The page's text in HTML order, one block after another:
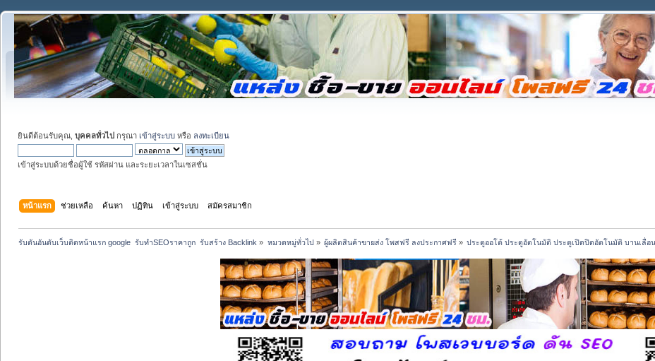
ยินดีต้อนรับคุณ, บุคคลทั่วไป กรุณา เข้าสู่ระบบ หรือ ลงทะเบียน
เข้าสู่ระบบด้วยชื่อผู้ใช้ รหัสผ่าน และระยะเวลาในเซสชั่น
หน้าแรก ช่วยเหลือ ค้นหา ปฏิทิน เข้าสู่ระบบ สมัครสมาชิก
รับดันอันดับเว็บติดหน้าแรก google  รับทำSEOราคาถูก  รับสร้าง Backlink » หมวดหมู่ทั่วไป» ผู้ผลิตสินค้าขายส่ง โพสฟรี ลงประกาศฟรี» ประตูออโต้ ประตูอัตโนมัติ ประตูเปิดปิดอัตโนมัติ บานเลื่อ